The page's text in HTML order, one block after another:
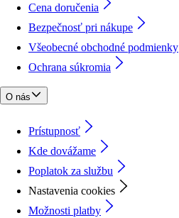
Cena doručenia
Bezpečnosť pri nákupe
Všeobecné obchodné podmienky
Ochrana súkromia
O nás
Prístupnosť
Kde dovážame
Poplatok za službu
Nastavenia cookies
Možnosti platby